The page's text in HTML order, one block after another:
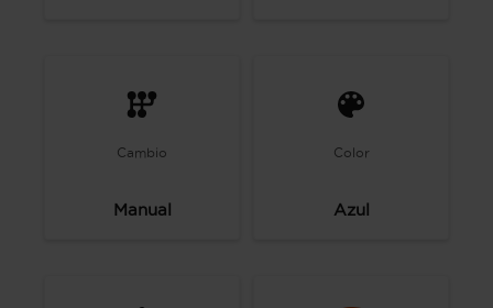
Cambio
Manual
Color
Azul